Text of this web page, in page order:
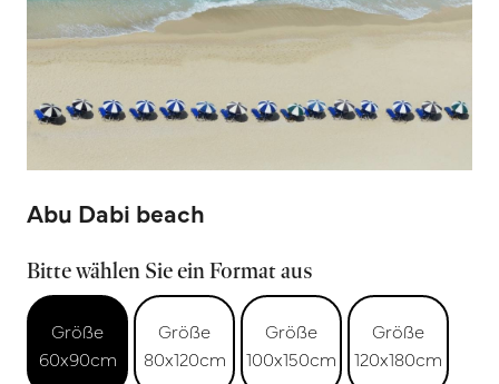
Abu Dabi beach
Bitte wählen Sie ein Format aus
Größe
60x90cm
Größe
80x120cm
Größe
100x150cm
Größe
120x180cm